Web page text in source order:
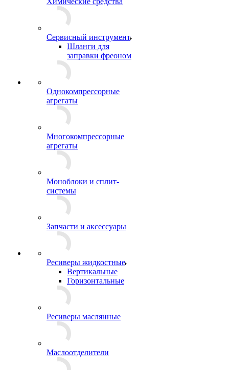
Сервисный инструмент
Шланги для
заправки фреоном
Однокомпрессорные
агрегаты
Многокомпрессорные
агрегаты
Моноблоки и сплит-
системы
Запчасти и аксессуары
Ресиверы жидкостные
Вертикальные
Горизонтальные
Ресиверы маслянные
Маслоотделители